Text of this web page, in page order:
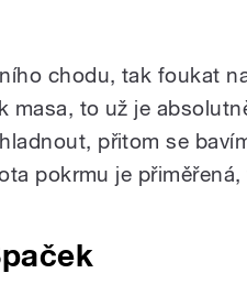
chodu, tak foukat
masa, to už je
přitom se
pokrmu je